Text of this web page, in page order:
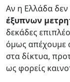
Αν η Ελλάδα
έξυπνων
δεκάδες
όμως απέχουμε
στα δίκτυα,
ως φορείς